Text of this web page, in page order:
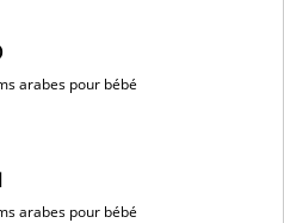
arabes pour bébé
arabes pour bébé